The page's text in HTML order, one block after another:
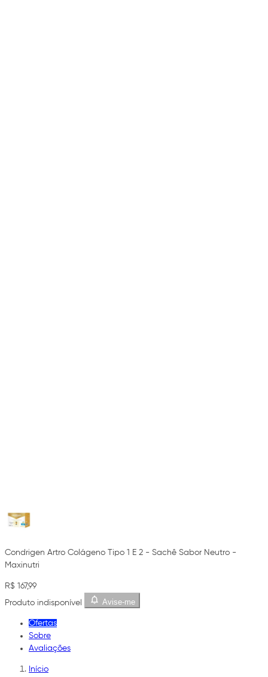
Condrigen Artro Colágeno Tipo 1 E 2 - Sachê Sabor Neutro -
Maxinutri
R$ 167,99
Produto indisponível
Avise-me
Ofertas
Sobre
Avaliações
Início